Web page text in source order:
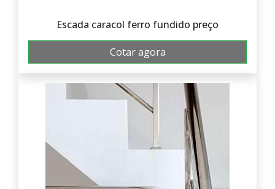
Escada caracol ferro fundido preço
Cotar agora